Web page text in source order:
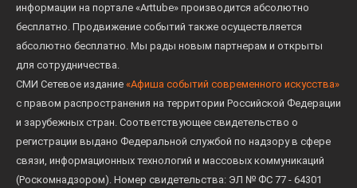
информации на портале «Arttube» производится абсолютно
бесплатно. Продвижение событий также осуществляется
абсолютно бесплатно. Мы рады новым партнерам и открыты
для сотрудничества.
СМИ Сетевое издание «Афиша событий современного искусства»
с правом распространения на территории Российской Федерации
и зарубежных стран. Соответствующее свидетельство о
регистрации выдано Федеральной службой по надзору в сфере
связи, информационных технологий и массовых коммуникаций
(Роскомнадзором). Номер свидетельства: ЭЛ № ФС 77 - 64301